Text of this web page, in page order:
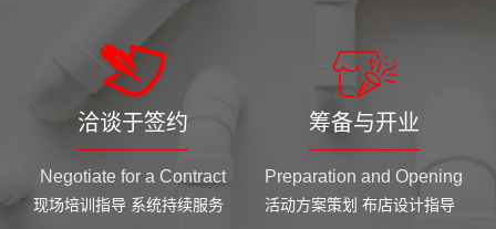
洽谈于签约
Negotiate for a Contract
现场培训指导 系统持续服务
筹备与开业
Preparation and Opening
活动方案策划 布店设计指导